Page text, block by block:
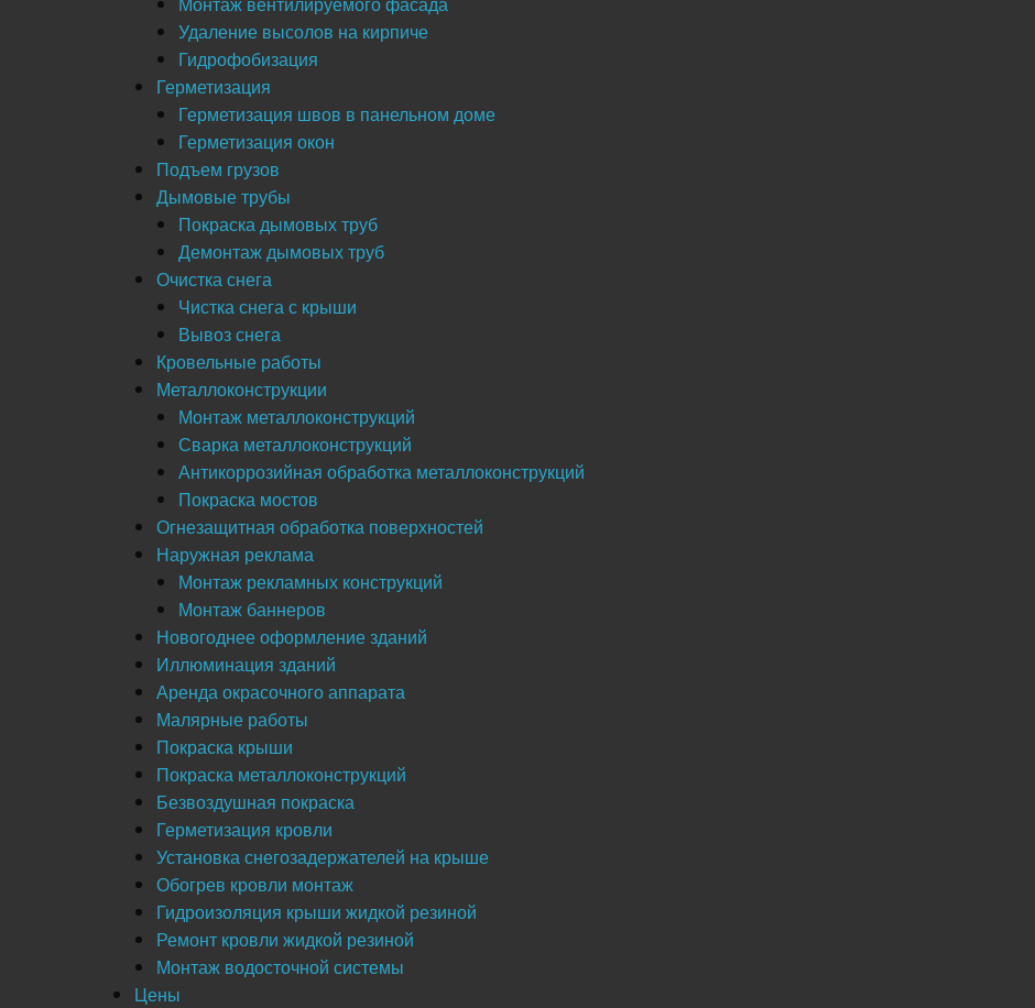
Удаление высолов на кирпиче
Гидрофобизация
Герметизация
Герметизация швов в панельном доме
Герметизация окон
Подъем грузов
Дымовые трубы
Покраска дымовых труб
Демонтаж дымовых труб
Очистка снега
Чистка снега с крыши
Вывоз снега
Кровельные работы
Металлоконструкции
Монтаж металлоконструкций
Сварка металлоконструкций
Антикоррозийная обработка металлоконструкций
Покраска мостов
Огнезащитная обработка поверхностей
Наружная реклама
Монтаж рекламных конструкций
Монтаж баннеров
Новогоднее оформление зданий
Иллюминация зданий
Аренда окрасочного аппарата
Малярные работы
Покраска крыши
Покраска металлоконструкций
Безвоздушная покраска
Герметизация кровли
Установка снегозадержателей на крыше
Обогрев кровли монтаж
Гидроизоляция крыши жидкой резиной
Ремонт кровли жидкой резиной
Монтаж водосточной системы
Цены